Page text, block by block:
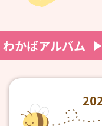
わかばアルバム